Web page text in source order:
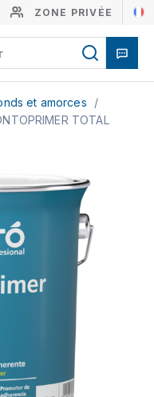
ZONE PRIVÉE
et amorces
/
TOTAL